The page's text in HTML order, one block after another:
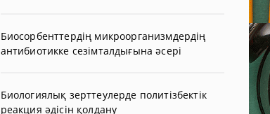
Биосорбенттердің микроорганизмдердің
антибиотикке сезімталдығына әсері
Биологиялық зерттеулерде политізбектік
реакция әдісін қолдану